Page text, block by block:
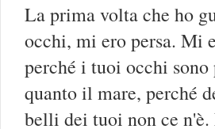
La prima volta che ho
occhi, mi ero persa. Mi
perché i tuoi occhi
quanto il mare, perché
belli dei tuoi non ce